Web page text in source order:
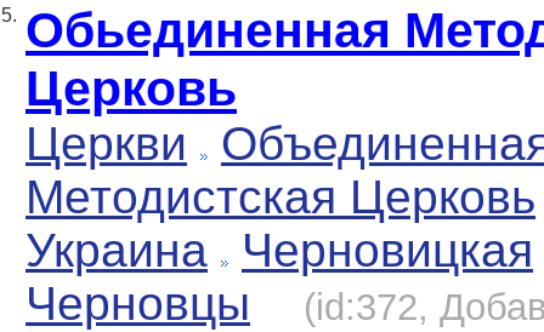
5. Обьединенная
Церковь
Церкви
Методистская Церковь
Украина
Черновицкая
Черновцы
(id:372,